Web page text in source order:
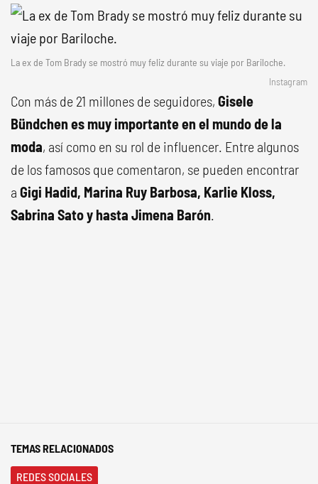
La ex de Tom Brady se mostró muy feliz durante su viaje por Bariloche.
Instagram
Con más de 21 millones de seguidores, Gisele
Bündchen es muy importante en el mundo de la
moda, así como en su rol de influencer. Entre algunos
de los famosos que comentaron, se pueden encontrar
a Gigi Hadid, Marina Ruy Barbosa, Karlie Kloss,
Sabrina Sato y hasta Jimena Barón.
TEMAS RELACIONADOS
REDES SOCIALES